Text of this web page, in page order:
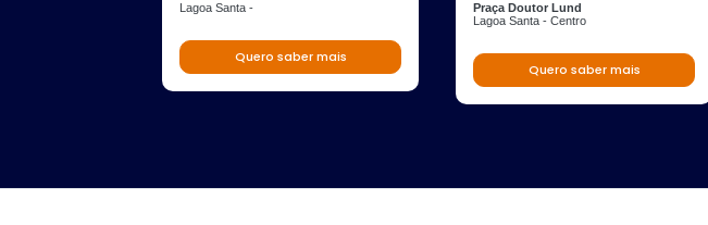
Lagoa Santa -
Quero saber mais
Praça Doutor Lund
Lagoa Santa - Centro
Quero saber mais